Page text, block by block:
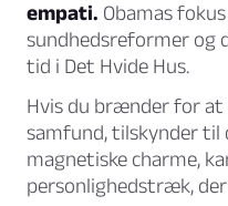
empati. Obamas
sundhedsreformer og
tid i Det Hvide Hus.
Hvis du brænder for
samfund, tilskynder til
magnetiske charme,
personlighedstræk,